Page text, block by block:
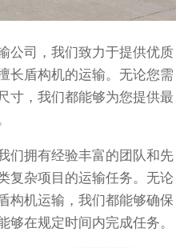
公司，我们致力于提供优质
长盾构机的运输。无论您需
寸，我们都能够为您提供最
们拥有经验丰富的团队和先
复杂项目的运输任务。无论
构机运输，我们都能够确保
够在规定时间内完成任务。